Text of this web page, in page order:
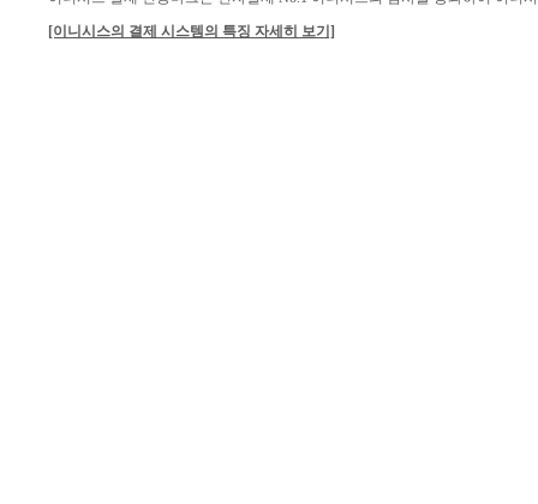
[이니시스의 결제 시스템의 특징 자세히 보기]